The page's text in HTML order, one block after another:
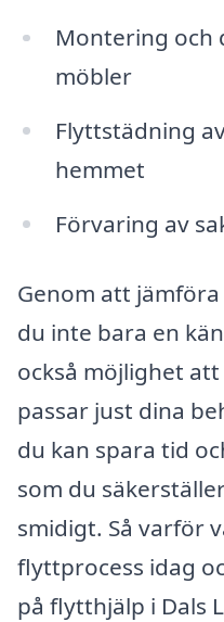
Montering och
möbler
Flyttstädning
hemmet
Förvaring av
Genom att
du inte bara en
också möjlighet
passar just dina
du kan spara tid
som du
smidigt. Så varför
flyttprocess idag
på flytthjälp i Dals